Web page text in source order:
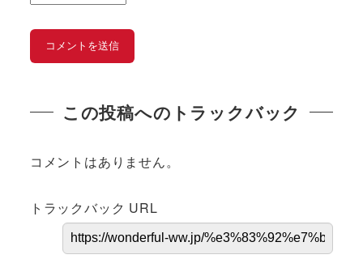
この投稿へのトラックバック
コメントはありません。
トラックバック URL